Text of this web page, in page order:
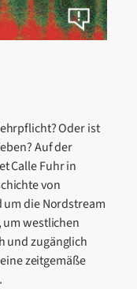
Oder ist
Auf der
Calle Fuhr in
von
die Nordstream
um westlichen
und zugänglich
zeitgemäße